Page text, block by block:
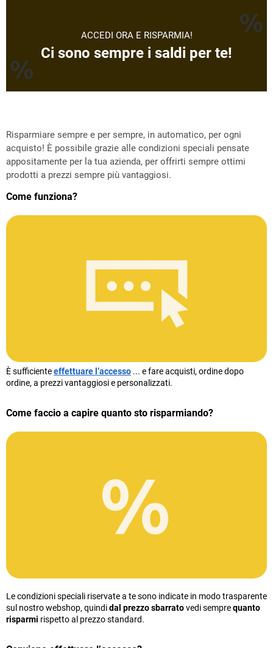
ACCEDI ORA E RISPARMIA!
Ci sono sempre i saldi per te!
Risparmiare sempre e per sempre, in automatico, per ogni
acquisto! È possibile grazie alle condizioni speciali pensate
appositamente per la tua azienda, per offrirti sempre ottimi
prodotti a prezzi sempre più vantaggiosi.
Come funziona?
È sufficienteeffettuare l’accesso ... e fare acquisti, ordine dopo
ordine, a prezzi vantaggiosi e personalizzati.
Come faccio a capire quanto sto risparmiando?
Le condizioni speciali riservate a te sono indicate in modo trasparente
sul nostro webshop, quindidal prezzo sbarratovedi semprequanto
risparmi rispetto al prezzo standard.